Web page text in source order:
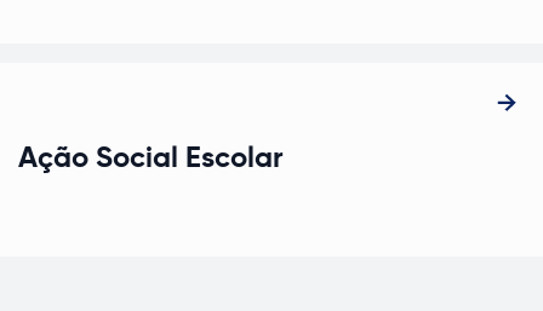
Ação Social Escolar